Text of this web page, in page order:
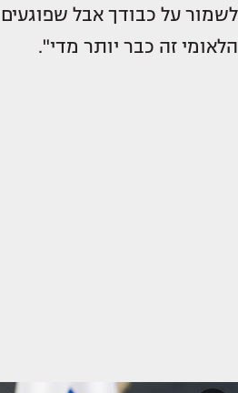
לשמור על כבודך אבל
הלאומי זה כבר יותר מדי".